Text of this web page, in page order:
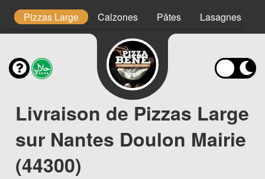
Pizzas Large Calzones Pâtes Lasagnes
Livraison de Pizzas Large
sur Nantes Doulon Mairie
(44300)